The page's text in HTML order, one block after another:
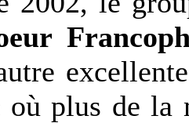
où plus de la